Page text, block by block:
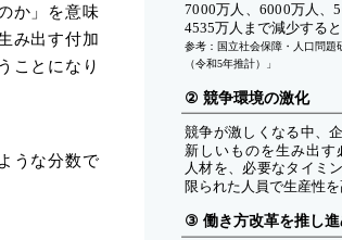
か」を意味
み出す付加
ことになり
うな分数で